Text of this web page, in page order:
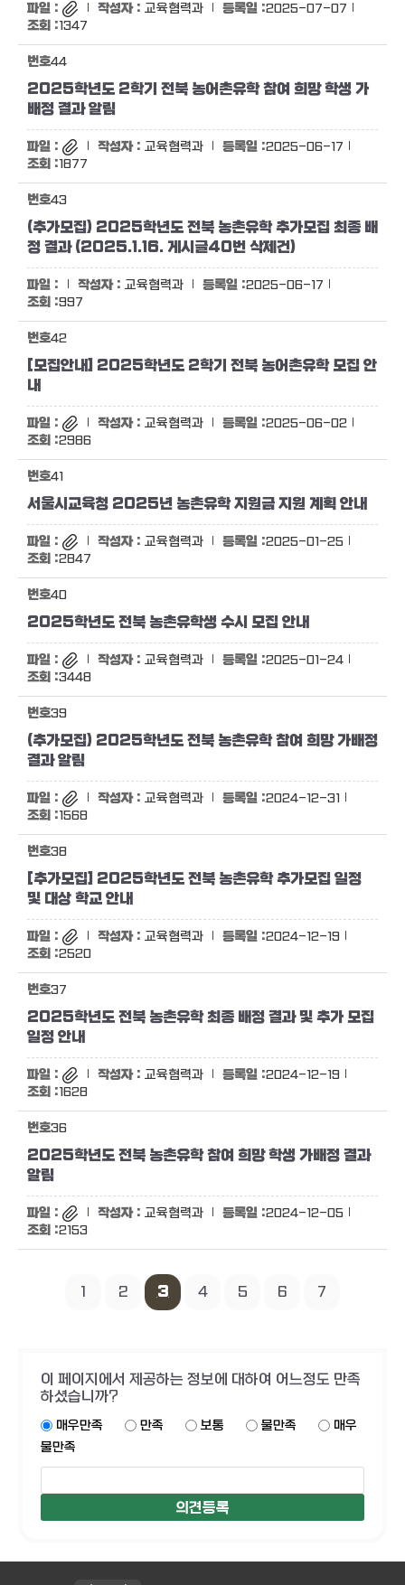
교육협력과
2025-07-07
1347
44
2025학년도 2학기 전북 농어촌유학 참여 희망 학생 가
배정 결과 알림
교육협력과
2025-06-17
1877
43
(추가모집) 2025학년도 전북 농촌유학 추가모집 최종 배
정 결과 (2025.1.16. 게시글40번 삭제건)
교육협력과
2025-06-17
997
42
[모집안내] 2025학년도 2학기 전북 농어촌유학 모집 안
내
교육협력과
2025-06-02
2986
41
서울시교육청 2025년 농촌유학 지원금 지원 계획 안내
교육협력과
2025-01-25
2847
40
2025학년도 전북 농촌유학생 수시 모집 안내
교육협력과
2025-01-24
3448
39
(추가모집) 2025학년도 전북 농촌유학 참여 희망 가배정
결과 알림
교육협력과
2024-12-31
1568
38
[추가모집] 2025학년도 전북 농촌유학 추가모집 일정
및 대상 학교 안내
교육협력과
2024-12-19
2520
37
2025학년도 전북 농촌유학 최종 배정 결과 및 추가 모집
일정 안내
교육협력과
2024-12-19
1628
36
2025학년도 전북 농촌유학 참여 희망 학생 가배정 결과
알림
교육협력과
2024-12-05
2153
1 2 3 4 5 6 7
이 페이지에서 제공하는 정보에 대하여 어느정도 만족
하셨습니까?
매우만족 만족 보통 불만족
매우
불만족